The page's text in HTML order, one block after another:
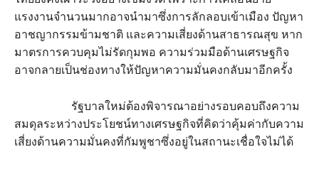
แรงงานจำนวนมากอาจนำมาซึ่งการลักลอบเข้าเมือง ปัญหา
อาชญากรรมข้ามชาติ และความเสี่ยงด้านสาธารณสุข หาก
มาตรการควบคุมไม่รัดกุมพอ ความร่วมมือด้านเศรษฐกิจ
อาจกลายเป็นช่องทางให้ปัญหาความมั่นคงกลับมาอีกครั้ง
รัฐบาลใหม่ต้องพิจารณาอย่างรอบคอบถึงความ
สมดุลระหว่างประโยชน์ทางเศรษฐกิจที่คิดว่าคุ้มค่ากับความ
เสี่ยงด้านความมั่นคงที่กัมพูชาซึ่งอยู่ในสถานะเชื่อใจไม่ได้